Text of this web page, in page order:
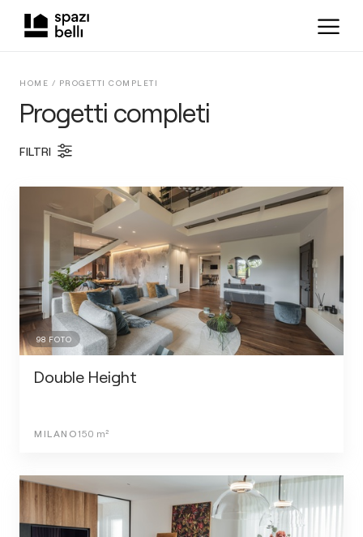
Progetti completi
HOME / PROGETTI COMPLETI
FILTRI
98 FOTO
Double Height
MILANO150 m²